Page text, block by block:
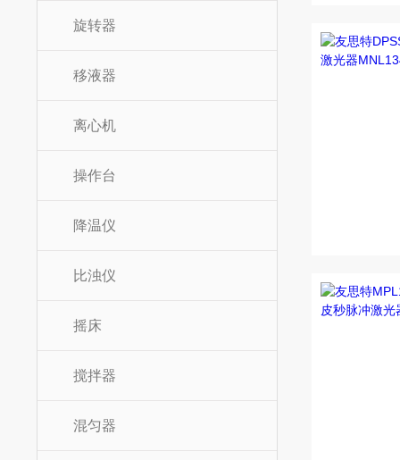
旋转器
移液器
离心机
操作台
降温仪
比浊仪
摇床
搅拌器
混匀器